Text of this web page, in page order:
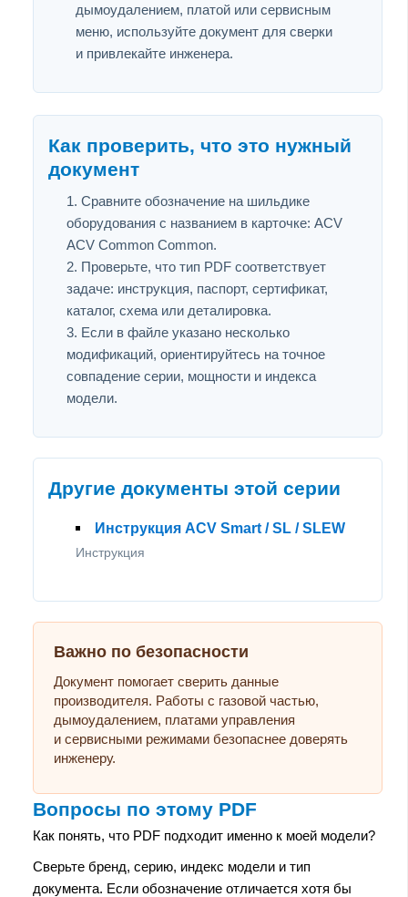
дымоудалением, платой или сервисным
меню, используйте документ для сверки
и привлекайте инженера.
Как проверить, что это нужный
документ
Сравните обозначение на шильдике
оборудования с названием в карточке: ACV
ACV Common Common.
Проверьте, что тип PDF соответствует
задаче: инструкция, паспорт, сертификат,
каталог, схема или деталировка.
Если в файле указано несколько
модификаций, ориентируйтесь на точное
совпадение серии, мощности и индекса
модели.
Другие документы этой серии
Инструкция ACV Smart / SL / SLEW
Инструкция
Важно по безопасности
Документ помогает сверить данные
производителя. Работы с газовой частью,
дымоудалением, платами управления
и сервисными режимами безопаснее доверять
инженеру.
Вопросы по этому PDF
Как понять, что PDF подходит именно к моей модели?
Сверьте бренд, серию, индекс модели и тип
документа. Если обозначение отличается хотя бы